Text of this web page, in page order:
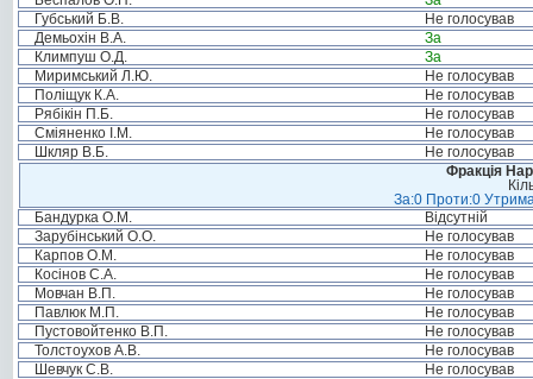
Губський Б.В.
Не голосував
Демьохін В.А.
За
Климпуш О.Д.
За
Миримський Л.Ю.
Не голосував
Поліщук К.А.
Не голосував
Рябікін П.Б.
Не голосував
Сміяненко І.М.
Не голосував
Шкляр В.Б.
Не голосував
Фракція
За:0 Проти:0
Бандурка О.М.
Відсутній
Зарубінський О.О.
Не голосував
Карпов О.М.
Не голосував
Косінов С.А.
Не голосував
Мовчан В.П.
Не голосував
Павлюк М.П.
Не голосував
Пустовойтенко В.П.
Не голосував
Толстоухов А.В.
Не голосував
Шевчук С.В.
Не голосував